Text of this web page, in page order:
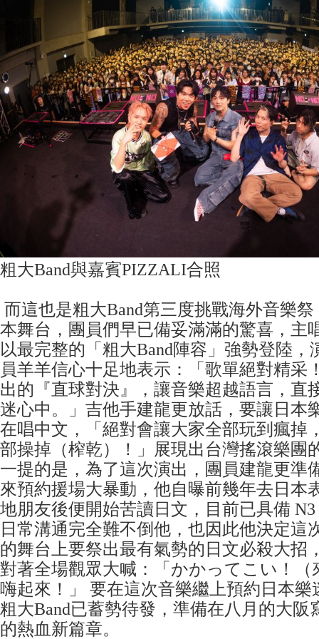
粗大Band與嘉賓PIZZALI合照
而這也是粗大Band第三度挑戰海外音樂
本舞台，團員們早已備妥滿滿的驚喜，主
以最完整的「粗大Band陣容」強勢登陸，
員羊羊信心十足地表示：「歌單絕對精采
出的『直球對決』，讓音樂超越語言，直
迷心中。」吉他手建龍更放話，要讓日本
在唱中文，「絕對會讓大家全部玩到瘋掉
部操掉（榨乾）！」展現出台灣搖滾樂團
一提的是，為了這次演出，團員建龍更準
來預約援場大暴動，他自曝前幾年去日本
地朋友後便開始苦讀日文，目前已具備
日常溝通完全難不倒他，也因此他決定這
的舞台上要祭出最有氣勢的日文必殺大招
對著全場觀眾大喊：「かかってこい！（
嗨起來！」 要在這次音樂繼上預約日本樂
粗大Band已蓄勢待發，準備在八月的大阪
的熱血新篇章。